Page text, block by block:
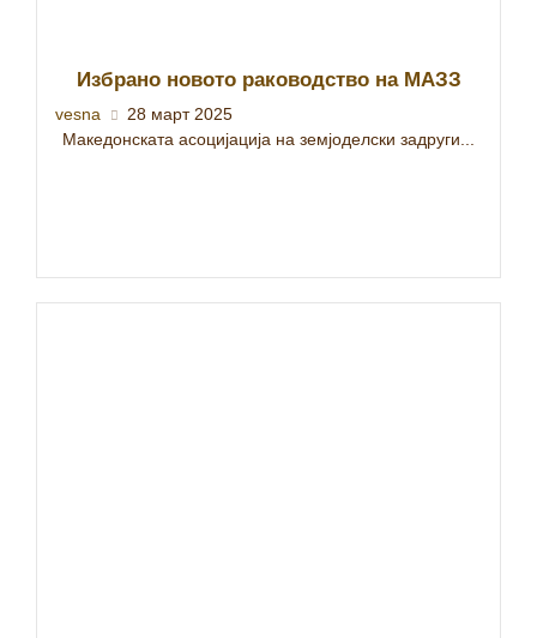
Избрано новото раководство на МАЗЗ
vesna
28 март 2025
Македонската асоцијација на земјоделски задруги...